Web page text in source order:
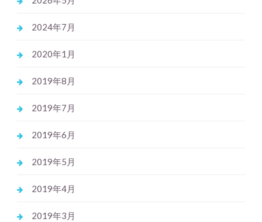
2024年7月
2020年1月
2019年8月
2019年7月
2019年6月
2019年5月
2019年4月
2019年3月